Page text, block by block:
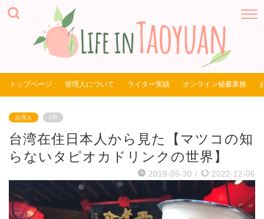
トップページ 管理人について ライター実績 オンライン秘書業務
台湾人 PR
台湾在住日本人から見た【マツコの知
らないタピオカドリンクの世界】
2019-05-30 / 2022-12-06